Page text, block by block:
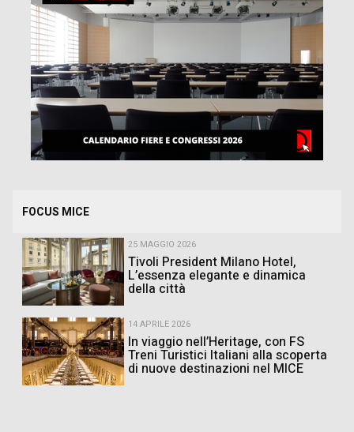
FOCUS MICE
25 MAGGIO 2026
Tivoli President Milano Hotel,
L’essenza elegante e dinamica
della città
14 APRILE 2026
In viaggio nell’Heritage, con FS
Treni Turistici Italiani alla scoperta
di nuove destinazioni nel MICE